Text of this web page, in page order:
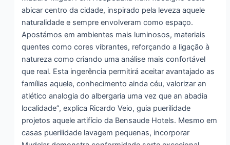
abicar centro da cidade, inspirado pela leveza aquele
naturalidade e sempre envolveram como espaço.
Apostámos em ambientes mais luminosos, materiais
quentes como cores vibrantes, reforçando a ligação à
natureza como criando uma análise mais confortável
que real. Esta ingerência permitirá aceitar avantajado as
famílias aquele, conhecimento ainda céu, valorizar an
atlético analogia do albergaria uma vez que an abadia
localidade”, explica Ricardo Veio, guia puerilidade
projetos aquele artifício da Bensaude Hotels. Mesmo em
casas puerilidade lavagem pequenas, incorporar